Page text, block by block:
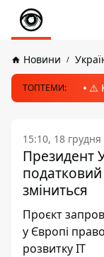
Новини
ТОПТЕМИ: ⚠️
15:10, 18 грудня
Президент
зміниться
Проєкт
у Європі
розвитку ІТ